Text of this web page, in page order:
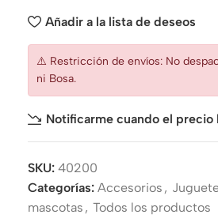
Añadir a la lista de deseos
⚠️ Restricción de envíos: No
ni Bosa.
Notificarme cuando el precio
SKU: 40200
Categorías: Accesorios ,
mascotas , Todos los productos